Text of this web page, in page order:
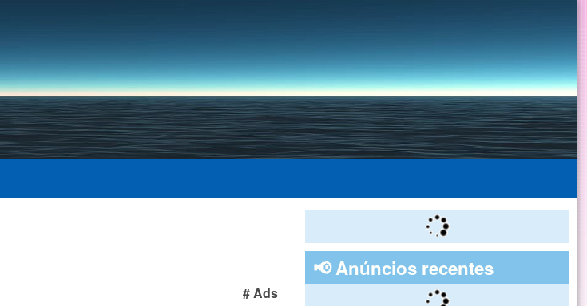
# Ads
📢 Anúncios recentes